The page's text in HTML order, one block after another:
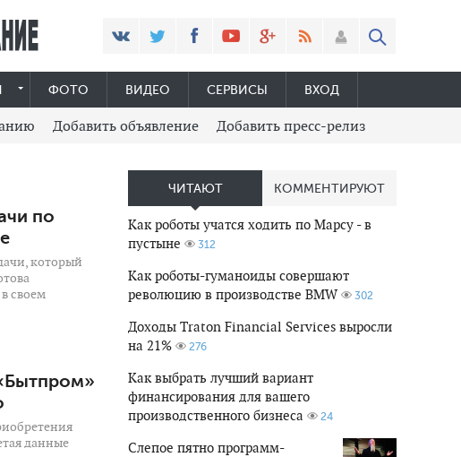
ФОТО ВИДЕО СЕРВИСЫ ВХОД
Добавить объявление Добавить пресс-релиз
по
который
своем
данные
ЧИТАЮТ КОММЕНТИРУЮТ
Как роботы учатся ходить по Марсу - в
пустыне
312
Как роботы-гуманоиды совершают
революцию в производстве BMW
302
Доходы Traton Financial Services выросли
на 21%
276
Как выбрать лучший вариант
финансирования для вашего
производственного бизнеса
24
Слепое пятно программ-